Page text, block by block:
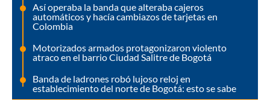
Así operaba la banda que alteraba cajeros
automáticos y hacía cambiazos de tarjetas en
Colombia
Motorizados armados protagonizaron violento
atraco en el barrio Ciudad Salitre de Bogotá
Banda de ladrones robó lujoso reloj en
establecimiento del norte de Bogotá: esto se sabe